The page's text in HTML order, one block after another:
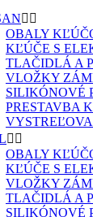
 
OBALY
KĽÚČE S
TLAČIDLÁ A
VLOŽKY
SILIKÓNOVÉ
PRESTAVBA
 
OBALY
KĽÚČE S
VLOŽKY
TLAČIDLÁ A
SILIKÓNOVÉ